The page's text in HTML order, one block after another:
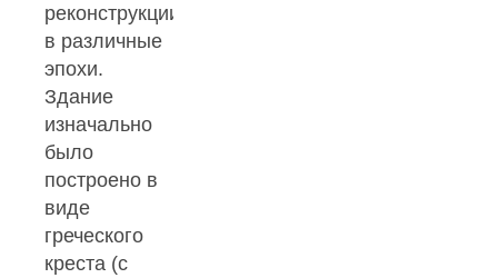
реконструкции
в различные
эпохи.
Здание
изначально
было
построено в
виде
греческого
креста (с